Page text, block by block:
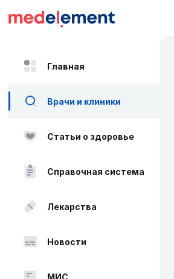
Главная
Врачи и клиники
Статьи о здоровье
Справочная система
Лекарства
Новости
МИС